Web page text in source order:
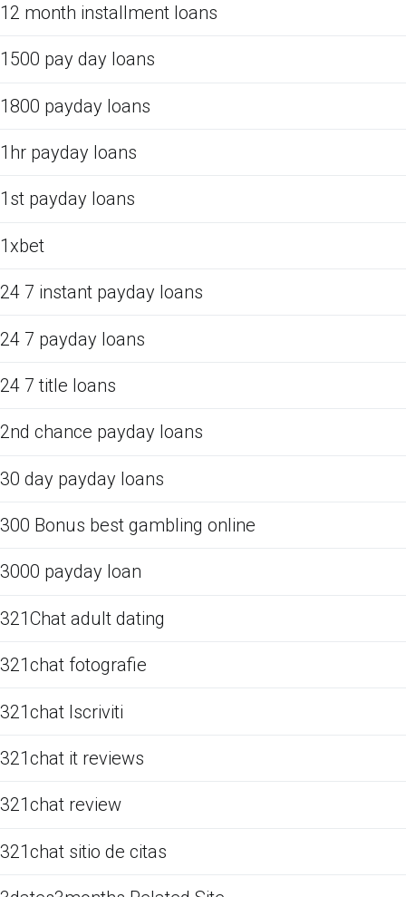
12 month installment loans
1500 pay day loans
1800 payday loans
1hr payday loans
1st payday loans
1xbet
24 7 instant payday loans
24 7 payday loans
24 7 title loans
2nd chance payday loans
30 day payday loans
300 Bonus best gambling online
3000 payday loan
321Chat adult dating
321chat fotografie
321chat Iscriviti
321chat it reviews
321chat review
321chat sitio de citas